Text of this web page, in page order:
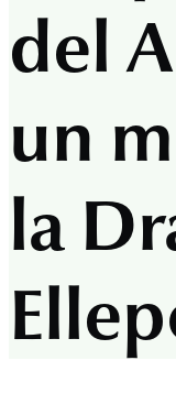
del
un
la